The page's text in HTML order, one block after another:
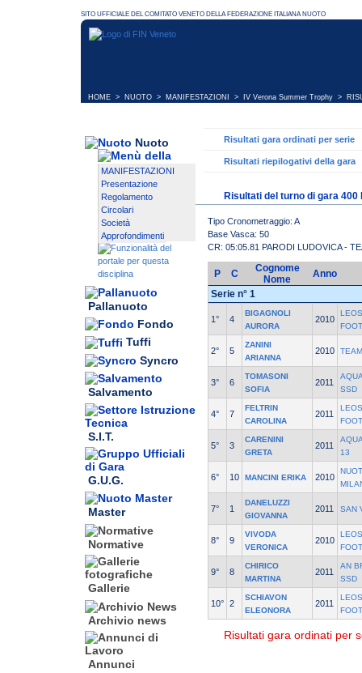
HOME > NUOTO > MANIFESTAZIONI > IV Verona Summer Trophy >
Nuoto
MANIFESTAZIONI
Presentazione
Regolamento
Circolari
Società
Approfondimenti
Pallanuoto
Fondo
Tuffi
Syncro
Salvamento
S.I.T.
G.U.G.
Master
Normative
Gallerie
Archivio news
Annunci
Risultati gara ordinati per serie
Risultati riepilogativi della gara
Risultati del turno di gara
Tipo Cronometraggio: A
Base Vasca: 50
CR: 05:05.81 PARODI LUDOVICA -
P C
Cognome
Nome
Anno
Serie n° 1
1° 4
BIGAGNOLI
AURORA
2010
2° 5
ZANINI
ARIANNA
2010
3° 6
TOMASONI
SOFIA
2011
SSD
4° 7
FELTRIN
CAROLINA
2011
5° 3
CARENINI
GRETA
2011
13
6° 10 MANCINI ERIKA 2010
7° 1
DANELUZZI
GIOVANNA
2011 SAN
8° 9
VIVODA
VERONICA
2010
9° 8
CHIRICO
MARTINA
2011
AN
SSD
10° 2
SCHIAVON
ELEONORA
2011
Risultati gara ordinati per